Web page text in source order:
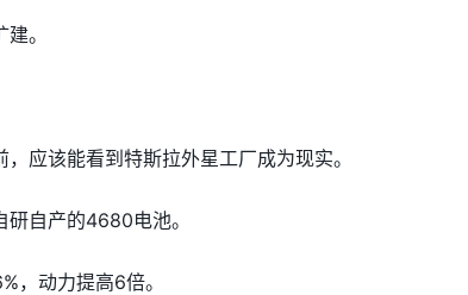
。
应该能看到特斯拉外星工厂成为现实。
自产的4680电池。
，动力提高6倍。